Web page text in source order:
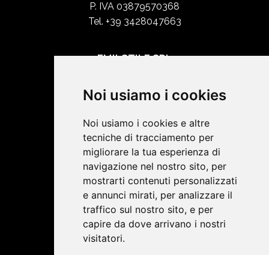
Noi usiamo i cookies
Noi usiamo i cookies e altre
tecniche di tracciamento per
migliorare la tua esperienza di
navigazione nel nostro sito, per
mostrarti contenuti personalizzati
e annunci mirati, per analizzare il
traffico sul nostro sito, e per
capire da dove arrivano i nostri
visitatori.
P. IVA 03879570368
Tel. +39 3428047663
EMILSTILE SRL
Shop Online
SOCIAL NETWORK
Termini e condizioni